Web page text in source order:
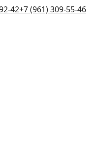
42+7 (961) 309-55-46